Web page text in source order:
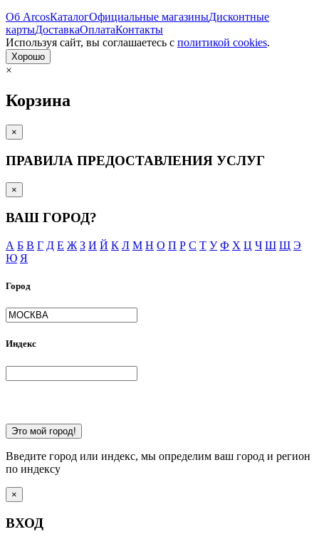
Об ArcosКаталогОфициальные магазиныДисконтные
картыДоставкаОплатаКонтакты
Используя сайт, вы согла­шаетесь с политикой cookies.
Хорошо
×
Корзина
×
ПРАВИЛА ПРЕДОСТАВЛЕНИЯ УСЛУГ
×
ВАШ ГОРОД?
А Б В Г Д Е Ж З И Й К Л М Н О П Р С Т У Ф Х Ц Ч Ш Щ Э
Ю Я
Город
Индекс
Это мой город!
Введите город или индекс, мы определим ваш город и регион
по индексу
×
ВХОД